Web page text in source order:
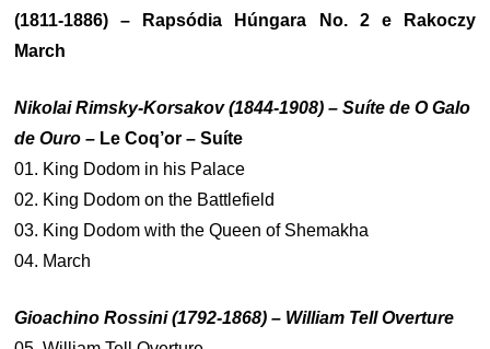
(1811-1886) – Rapsódia Húngara No. 2 e Rakoczy
March
Nikolai Rimsky-Korsakov (1844-1908) – Suíte de O Galo
de Ouro – Le Coq’or – Suíte
01. King Dodom in his Palace
02. King Dodom on the Battlefield
03. King Dodom with the Queen of Shemakha
04. March
Gioachino Rossini (1792-1868) – William Tell Overture